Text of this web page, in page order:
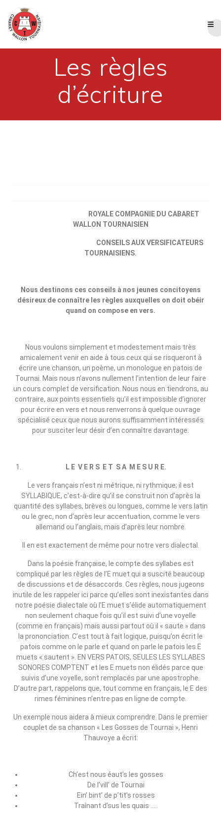
Les règles
d’écriture
ROYALE COMPAGNIE DU CABARET
WALLON TOURNAISIEN
CONSEILS AUX VERSIFICATEURS
TOURNAISIENS.
Nous destinons ces conseils à nos jeunes concitoyens
désireux de connaître les règles auxquelles on doit obéir
quand on compose en vers.
Nous voulons simplement et modestement mais très
amicalement­ venir en aide à tous ceux qui se risqueront à
écrire une chanson, un poème, un monologue en patois de
Tournai. Mais nous n’avons nullement l’intention de leur faire
un cours complet de versification. Nous nous en tiendrons, au
contraire, aux points essentiels qu’il est impossible d’ignorer
pour écrire en vers et nous renverrons à quelque ouvrage
spécialisé ceux que nous aurons suffisamment intéressés
pour susciter leur désir d’en connaître davantage.
L E V E R S E T S A M E S U R E.
Le vers français n’est ni métrique, ni rythmique; il est
SYLLABIQUE, c’est‑à‑dire qu’il se construit non d’après la
quantité des syllabes, brèves ou longues, comme le vers latin
ou le grec, non d’après leur accentuation, comme le vers
allemand ou l’anglais, mais d’après leur nombre.
Il en est exactement de même pour notre vers dialectal.
Dans la poésie française, le compte des syllabes est
compliqué par les règles de l’E muet qui a suscité beaucoup
de discussions et de désaccords. Ces règles, nous jugeons
inutile de les rappeler ici parce qu’elles sont inexistantes dans
notre poésie dialectale où l’E muet s’élide automatiquement
non seulement chaque fois qu’il est suivi d’une voyelle
(comme en français) mais aussi partout où il « saute » dans
la prononciation. C’est tout à fait logique, puisqu’on écrit le
patois comme on le parle et quand on parle le patois les E
muets « sautent ». EN VERS PATOIS, SEULES LES SYLLABES
SONORES COMPTENT et les E muets non élidés parce que
suivis d’une voyelle, sont remplacés par une apostrophe.
D’autre part, rappelons que, tout comme en français, le E des
rimes féminines n’entre pas en ligne de compte.
Un exemple nous aidera à mieux comprendre. Dans le premier
couplet de sa chanson « Les Gosses de Tournai », Henri
Thauvoye a écrit:
Ch’est nous éaut’s les gosses
De l’vill’ de Tournai
Ein’ bint’ de p’tit’s rosses
Traînant d’sus les quais …..